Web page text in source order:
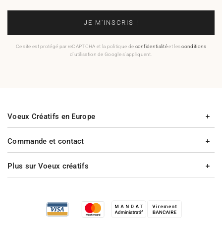
JE M'INSCRIS !
Ce site est protégé par reCAPTCHA et la politique de confidentialitéet lesconditions
d'utilisation de Google s'appliquent.
Commande et contact
Plus sur Voeux créatifs
Voeux Créatifs en Europe